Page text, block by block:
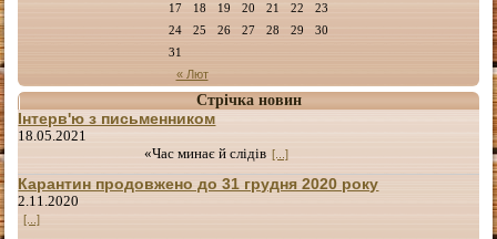
« Лют
17
18 19 20 21 22
23
24
25 26 27 28 29
30
31
Стрічка новин
Інтерв'ю з письменником
18.05.2021
«Час минає й слідів [...]
Карантин продовжено до 31 грудня 2020 року
2.11.2020
[...]